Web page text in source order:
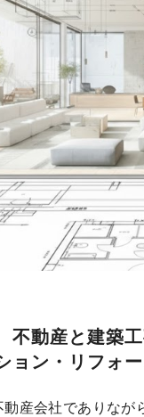
不動産と建築
ョン・リフォ
産会社でありなが